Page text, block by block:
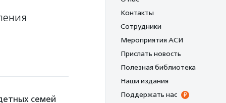
семей
Контакты
Сотрудники
Мероприятия АСИ
Прислать новость
Полезная библиотека
Наши издания
Поддержать нас